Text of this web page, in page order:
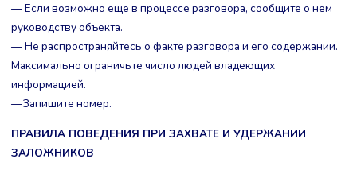
— Если возможно еще в процессе разговора, сообщите о нем
руководству объекта.
— Не распространяйтесь о факте разговора и его содержании.
Максимально ограничьте число людей владеющих
информацией.
—Запишите номер.
ПРАВИЛА ПОВЕДЕНИЯ ПРИ ЗАХВАТЕ И УДЕРЖАНИИ
ЗАЛОЖНИКОВ